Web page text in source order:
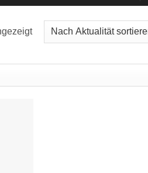
Nach
Aktualität